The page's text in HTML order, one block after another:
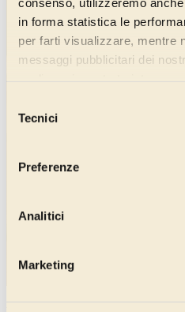
in forma statistica le
per farti visualizzare, mentre
messaggi pubblicitari dei
delTecnici
Preferenze
Analitici
Marketing